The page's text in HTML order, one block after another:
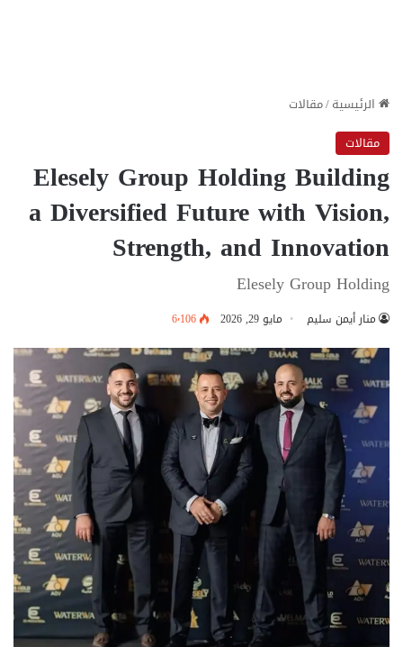
الرئيسية/مقالات
مقالات
Elesely Group Holding Building
a Diversified Future with Vision,
Strength, and Innovation
Elesely Group Holding
منار أيمن سليم مايو 29, 2026 6٬106